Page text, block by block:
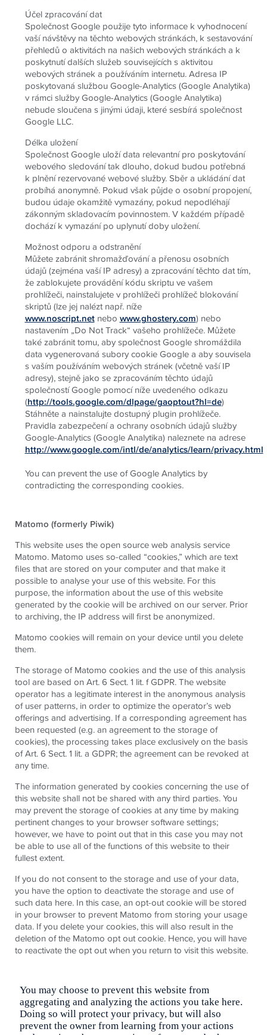
Účel zpracování dat
Společnost Google použije tyto informace k vyhodnocení
vaší návštěvy na těchto webových stránkách, k sestavování
přehledů o aktivitách na našich webových stránkách a k
poskytnutí dalších služeb souvisejících s aktivitou
webových stránek a používáním internetu. Adresa IP
poskytovaná službou Google-Analytics (Google Analytika)
v rámci služby Google-Analytics (Google Analytika)
nebude sloučena s jinými údaji, které sesbírá společnost
Google LLC.
Délka uložení
Společnost Google uloží data relevantní pro poskytování
webového sledování tak dlouho, dokud budou potřebná
k plnění rezervované webové služby. Sběr a ukládání dat
probíhá anonymně. Pokud však půjde o osobní propojení,
budou údaje okamžitě vymazány, pokud nepodléhají
zákonným skladovacím povinnostem. V každém případě
dochází k vymazání po uplynutí doby uložení.
Možnost odporu a odstranění
Můžete zabránit shromažďování a přenosu osobních
údajů (zejména vaší IP adresy) a zpracování těchto dat tím,
že zablokujete provádění kódu skriptu ve vašem
prohlížeči, nainstalujete v prohlížeči prohlížeč blokování
skriptů (lze jej nalézt např. níže
www.noscript.netnebo www.ghostery.com) nebo
nastavením „Do Not Track“ vašeho prohlížeče. Můžete
také zabránit tomu, aby společnost Google shromáždila
data vygenerovaná subory cookie Google a aby souvisela
s vaším používáním webových stránek (včetně vaší IP
adresy), stejně jako se zpracováním těchto údajů
společností Google pomocí níže uvedeného odkazu
(http://tools.google.com/dlpage/gaoptout?hl=de)
Stáhněte a nainstalujte dostupný plugin prohlížeče.
Pravidla zabezpečení a ochrany osobních údajů služby
Google-Analytics (Google Analytika) naleznete na adrese
http://www.google.com/intl/de/analytics/learn/privacy.html
You can prevent the use of Google Analytics by
contradicting the corresponding cookies.
Matomo (formerly Piwik)
This website uses the open source web analysis service
Matomo. Matomo uses so-called “cookies,” which are text
files that are stored on your computer and that make it
possible to analyse your use of this website. For this
purpose, the information about the use of this website
generated by the cookie will be archived on our server. Prior
to archiving, the IP address will first be anonymized.
Matomo cookies will remain on your device until you delete
them.
The storage of Matomo cookies and the use of this analysis
tool are based on Art. 6 Sect. 1 lit. f GDPR. The website
operator has a legitimate interest in the anonymous analysis
of user patterns, in order to optimize the operator’s web
offerings and advertising. If a corresponding agreement has
been requested (e.g. an agreement to the storage of
cookies), the processing takes place exclusively on the basis
of Art. 6 Sect. 1 lit. a GDPR; the agreement can be revoked at
any time.
The information generated by cookies concerning the use of
this website shall not be shared with any third parties. You
may prevent the storage of cookies at any time by making
pertinent changes to your browser software settings;
however, we have to point out that in this case you may not
be able to use all of the functions of this website to their
fullest extent.
If you do not consent to the storage and use of your data,
you have the option to deactivate the storage and use of
such data here. In this case, an opt-out cookie will be stored
in your browser to prevent Matomo from storing your usage
data. If you delete your cookies, this will also result in the
deletion of the Matomo opt out cookie. Hence, you will have
to reactivate the opt out when you return to visit this website.